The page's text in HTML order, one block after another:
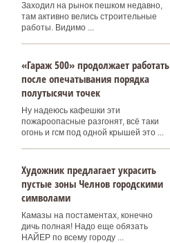
Заходил на рынок пешком недавно,
там активно велись строительные
работы. Видимо ...
«Гараж 500» продолжает работать
после опечатывания порядка
полутысячи точек
Ну надеюсь кафешки эти
пожароопасные разгонят, всё таки
огонь и гсм под одной крышей это ...
Художник предлагает украсить
пустые зоны Челнов городскими
символами
Камазы на постаментах, конечно
дичь полная! Надо еще обязать
НАЙЕР по всему городу ...